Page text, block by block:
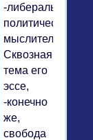
-либеральный
политический
мыслитель47.
Сквозная
тема его
эссе,
-конечно
же,
свобода